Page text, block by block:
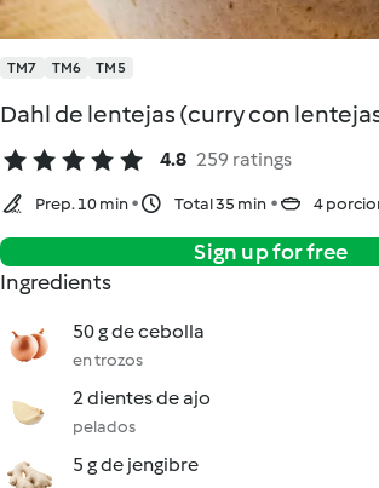
TM7 TM6 TM5
Dahl de lentejas (curry con
4.8 259 ratings
Prep. 10 min Total 35 min 4
Sign up for free
Ingredients
50 g de cebolla
en trozos
2 dientes de ajo
pelados
5 g de jengibre